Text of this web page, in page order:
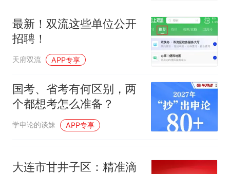
最新！双流这些单位公开
招聘！
天府双流 APP专享
国考、省考有何区别，两
个都想考怎么准备？
学申论的谈妹 APP专享
大连市甘井子区：精准滴